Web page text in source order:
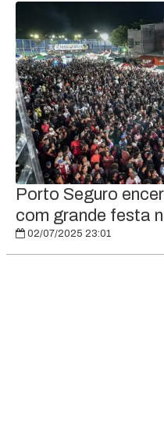
Porto Seguro
com grande festa
02/07/2025 23:01